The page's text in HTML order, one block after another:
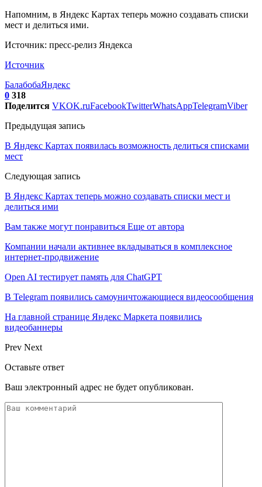
Напомним, в Яндекс Картах теперь можно создавать списки
мест и делиться ими.
Источник: пресс-релиз Яндекса
Источник
БалабобаЯндекс
0 318
Поделится VKOK.ruFacebookTwitterWhatsAppTelegramViber
Предыдущая запись
В Яндекс Картах появилась возможность делиться списками
мест
Следующая запись
В Яндекс Картах теперь можно создавать списки мест и
делиться ими
Вам также могут понравиться Еще от автора
Компании начали активнее вкладываться в комплексное
интернет-продвижение
Open AI тестирует память для ChatGPT
В Telegram появились самоуничтожающиеся видеосообщения
На главной странице Яндекс Маркета появились
видеобаннеры
Prev Next
Оставьте ответ
Ваш электронный адрес не будет опубликован.